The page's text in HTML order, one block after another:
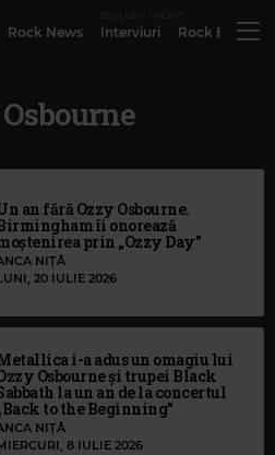
Rock News Interviuri Rock
an fără Ozzy Osbourne.
îi onorează
prin „Ozzy Day”
NIȚĂ
20 IULIE 2026
i-a adus un omagiu lui
Osbourne și trupei Black
la un an de la concertul
to the Beginning”
NIȚĂ
8 IULIE 2026